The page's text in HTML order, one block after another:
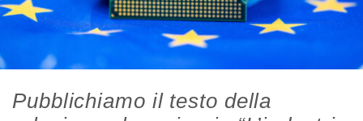
Pubblichiamo il testo della